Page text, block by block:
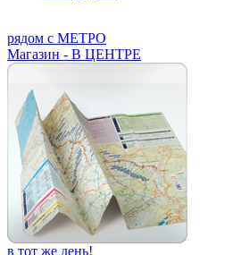
рядом с МЕТРО
Магазин - В ЦЕНТРЕ
в тот же день!